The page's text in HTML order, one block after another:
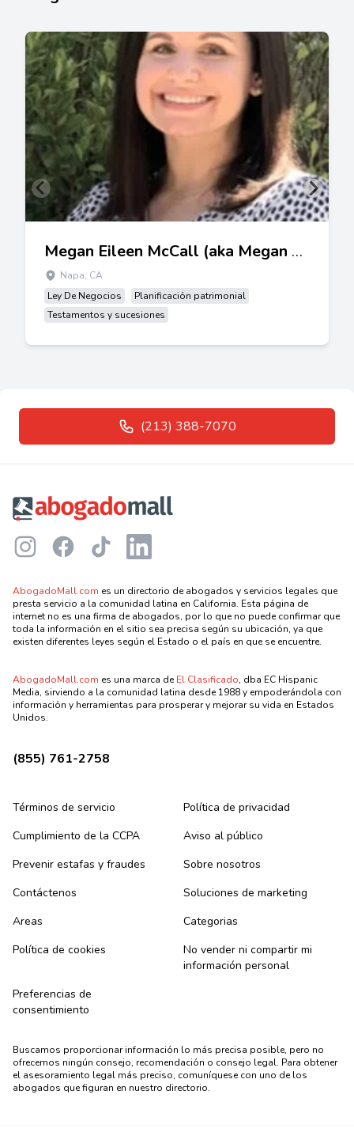
Megan Eileen McCall (aka Megan Eileen Bruce)
Napa, CA
Ley De Negocios
Planificación patrimonial
Testamentos y sucesiones
(213) 388-7070
InstagramFacebookTikTok LinkedIn
AbogadoMall.com es un directorio de abogados y servicios legales que
presta servicio a la comunidad latina en California. Esta página de
internet no es una firma de abogados, por lo que no puede confirmar que
toda la información en el sitio sea precisa según su ubicación, ya que
existen diferentes leyes según el Estado o el país en que se encuentre.
AbogadoMall.com es una marca deEl Clasificado, dba EC Hispanic
Media, sirviendo a la comunidad latina desde 1988 y empoderándola con
información y herramientas para prosperar y mejorar su vida en Estados
Unidos.
(855) 761-2758
Términos de servicio
Política de privacidad
Cumplimiento de la CCPA
Aviso al público
Prevenir estafas y fraudes
Sobre nosotros
Contáctenos
Soluciones de marketing
Areas
Categorias
Política de cookies
No vender ni compartir mi
información personal
Preferencias de
consentimiento
Buscamos proporcionar información lo más precisa posible, pero no
ofrecemos ningún consejo, recomendación o consejo legal. Para obtener
el asesoramiento legal más preciso, comuníquese con uno de los
abogados que figuran en nuestro directorio.